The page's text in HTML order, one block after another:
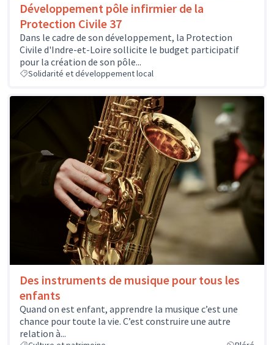
Développement pôle infirmier de la
Protection Civile 37
Dans le cadre de son développement, la Protection
Civile d'Indre-et-Loire sollicite le budget participatif
pour la création de son pôle...
Solidarité et développement local
Des instruments de musique pour tous les
enfants
Quand on est enfant, apprendre la musique c’est une
chance pour toute la vie. C’est construire une autre
relation à...